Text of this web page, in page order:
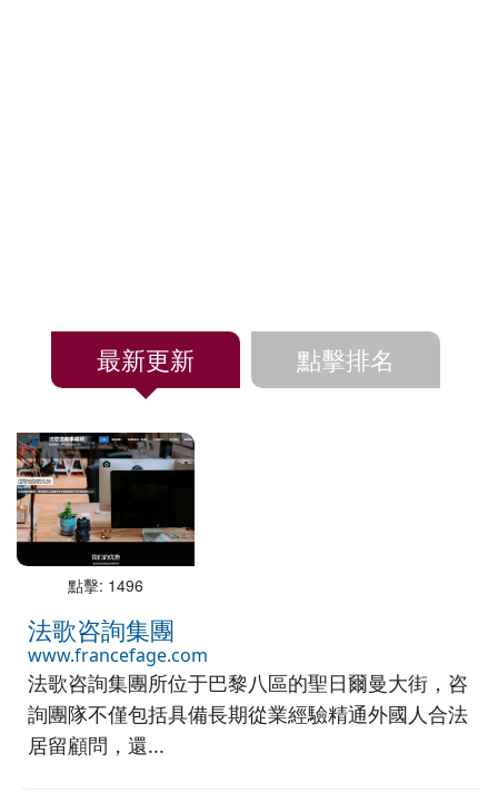
最新更新 點擊排名
點擊: 1496
法歌咨詢集團
www.francefage.com
法歌咨詢集團所位于巴黎八區的聖日爾曼大街，咨
詢團隊不僅包括具備長期從業經驗精通外國人合法
居留顧問，還...